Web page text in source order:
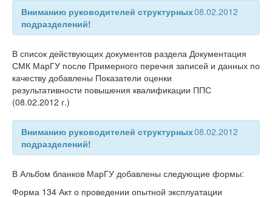
08.02.2012
Вниманию руководителей структурных
подразделений!
В список действующих документов раздела Документация
СМК МарГУ после Примерного перечня записей и данных по
качеству добавлены Показатели оценки
результативности повышения квалификации ППС
(08.02.2012 г.)
08.02.2012
Вниманию руководителей структурных
подразделений!
В Альбом бланков МарГУ добавлены следующие формы:
Форма 134 Акт о проведении опытной эксплуатации